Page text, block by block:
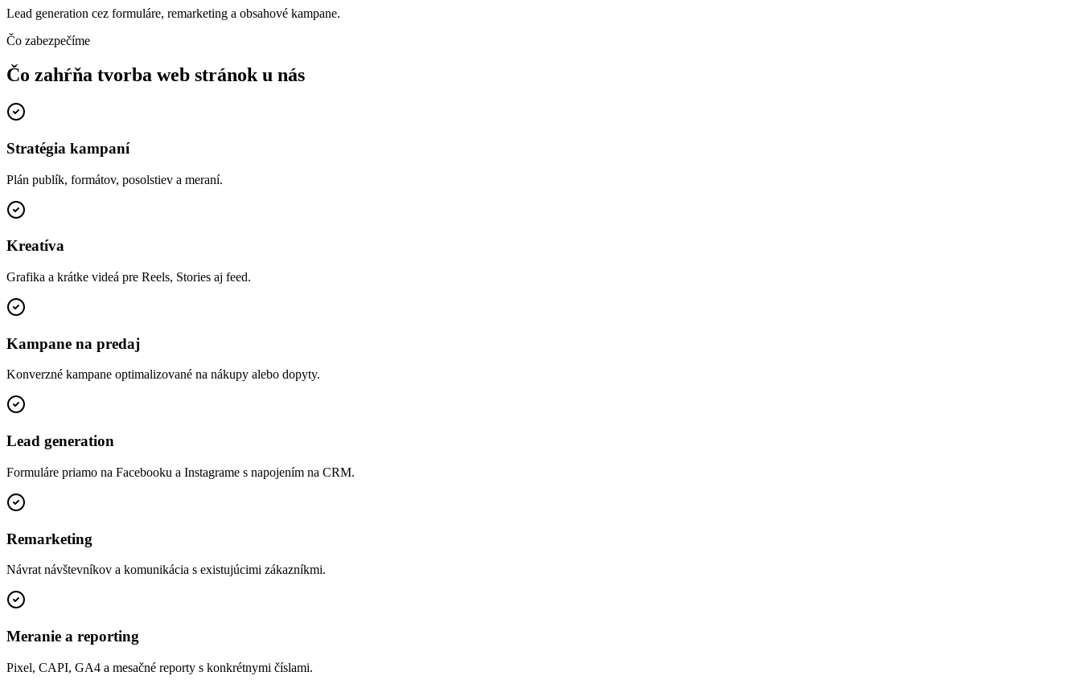
Lead generation cez formuláre, remarketing a obsahové kampane.
Čo zabezpečíme
Čo zahŕňa tvorba web stránok u nás
Stratégia kampaní
Plán publík, formátov, posolstiev a meraní.
Kreatíva
Grafika a krátke videá pre Reels, Stories aj feed.
Kampane na predaj
Konverzné kampane optimalizované na nákupy alebo dopyty.
Lead generation
Formuláre priamo na Facebooku a Instagrame s napojením na CRM.
Remarketing
Návrat návštevníkov a komunikácia s existujúcimi zákazníkmi.
Meranie a reporting
Pixel, CAPI, GA4 a mesačné reporty s konkrétnymi číslami.